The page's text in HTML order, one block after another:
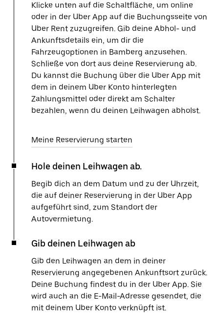
Klicke unten auf die Schaltfläche, um online
oder in der Uber App auf die Buchungsseite von
Uber Rent zuzugreifen. Gib deine Abhol- und
Ankunftsdetails ein, um dir die
Fahrzeugoptionen in Bamberg anzusehen.
Schließe von dort aus deine Reservierung ab.
Du kannst die Buchung über die Uber App mit
dem in deinem Uber Konto hinterlegten
Zahlungsmittel oder direkt am Schalter
bezahlen, wenn du deinen Leihwagen abholst.
Meine Reservierung starten
Hole deinen Leihwagen ab.
Begib dich an dem Datum und zu der Uhrzeit,
die auf deiner Reservierung in der Uber App
aufgeführt sind, zum Standort der
Autovermietung.
Gib deinen Leihwagen ab
Gib den Leihwagen an dem in deiner
Reservierung angegebenen Ankunftsort zurück.
Deine Buchung findest du in der Uber App. Sie
wird auch an die E-Mail-Adresse gesendet, die
mit deinem Uber Konto verknüpft ist.